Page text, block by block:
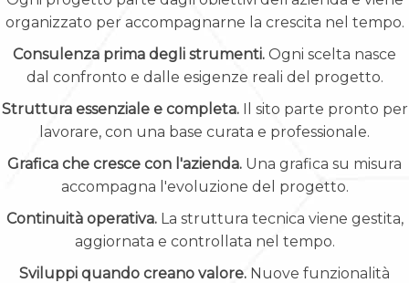
organizzato per accompagnarne la crescita nel tempo.
Consulenza prima degli strumenti. Ogni scelta nasce
dal confronto e dalle esigenze reali del progetto.
Struttura essenziale e completa.Il sito parte pronto per
lavorare, con una base curata e professionale.
Grafica che cresce con l'azienda. Una grafica su misura
accompagna l'evoluzione del progetto.
Continuità operativa.La struttura tecnica viene gestita,
aggiornata e controllata nel tempo.
Sviluppi quando creano valore. Nuove funzionalità